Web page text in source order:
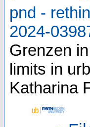
pnd -
2024-
Grenzen
limits in
Katharina